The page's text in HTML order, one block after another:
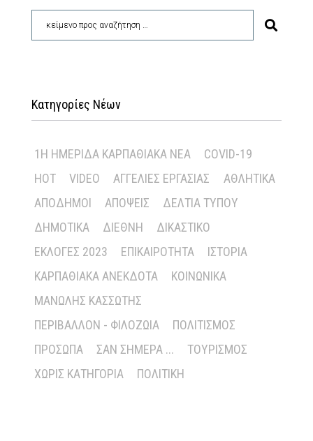
Κατηγορίες Νέων
1Η ΗΜΕΡΊΔΑ ΚΑΡΠΑΘΙΑΚΆ ΝΈΑ
COVID-19
HOT
VIDEO ΑΓΓΕΛΊΕΣ ΕΡΓΑΣΊΑΣ
ΑΘΛΗΤΙΚΆ
ΑΠΌΔΗΜΟΙ
ΑΠΌΨΕΙΣ
ΔΕΛΤΊΑ ΤΎΠΟΥ
ΔΗΜΟΤΙΚΆ
ΔΙΕΘΝΉ
ΔΙΚΑΣΤΙΚΌ
ΕΚΛΟΓΈΣ 2023
ΕΠΙΚΑΙΡΌΤΗΤΑ
ΙΣΤΟΡΊΑ
ΚΑΡΠΑΘΙΑΚΆ ΑΝΈΚΔΟΤΑ
ΚΟΙΝΩΝΙΚΆ
ΜΑΝΏΛΗΣ ΚΑΣΣΏΤΗΣ
ΠΕΡΙΒΆΛΛΟΝ - ΦΙΛΟΖΩΊΑ
ΠΟΛΙΤΙΣΜΌΣ
ΠΡΌΣΩΠΑ
ΣΑΝ ΣΉΜΕΡΑ ...
ΤΟΥΡΙΣΜΌΣ
ΧΩΡΊΣ ΚΑΤΗΓΟΡΊΑ
ΠΟΛΙΤΙΚΉ